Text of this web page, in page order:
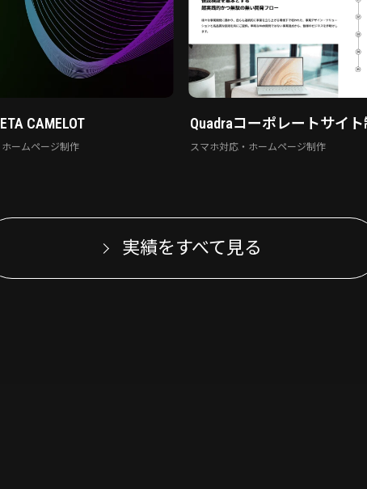
CAMELOT
ームページ制作
Quadraコーポレートサイ
スマホ対応・ホームページ制作
実績をすべて見る